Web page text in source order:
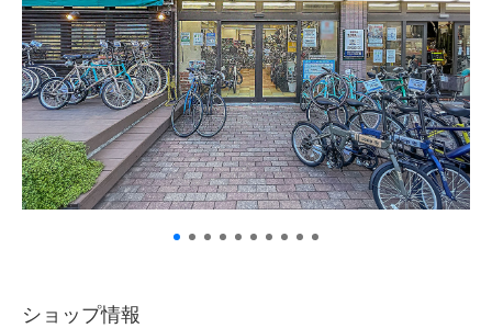
盗難保証
SpotMateログイン
オリジナル自転車
ショップ情報